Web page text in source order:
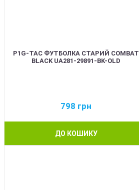
P1G-TAC ФУТБОЛКА СТАРИЙ COMBAT
BLACK UA281-29891-BK-OLD
798 грн
ДО КОШИКУ